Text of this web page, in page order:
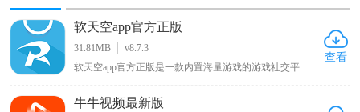
软天空app官方正版
31.81MB
v8.7.3
软天空app官方正版是一款内置海量游戏的游戏社交平
游戏日常动态展示游戏生活，通过分享帖子寻找志同道合
查看
牛牛视频最新版